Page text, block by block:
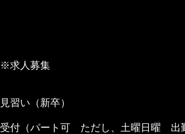
※求人募集
見習い（新卒）
受付（パート可 ただし、土曜日曜 出